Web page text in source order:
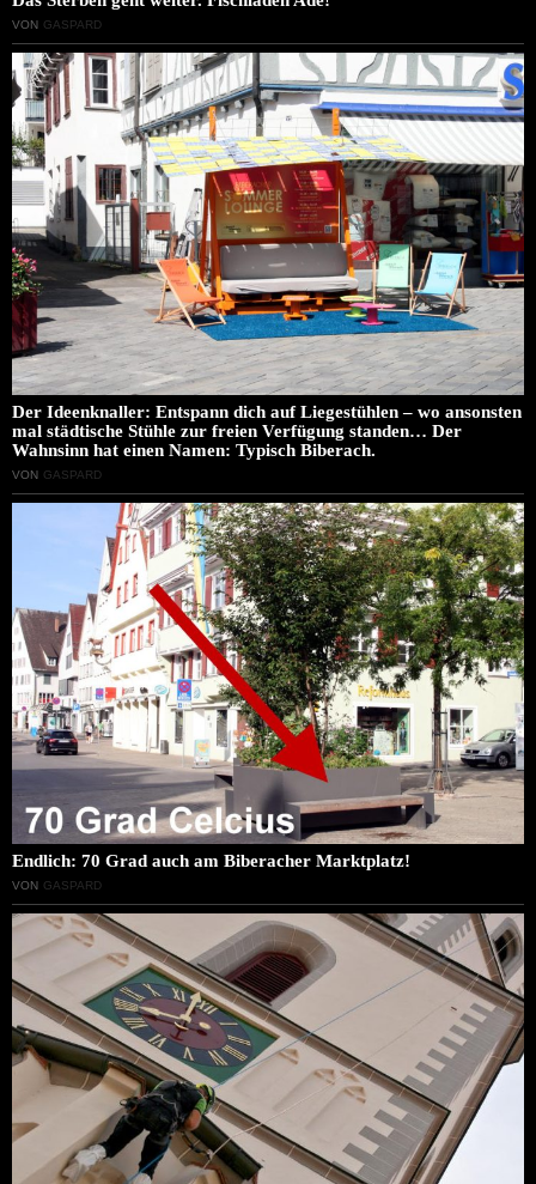
VON GASPARD
Der Ideenknaller: Entspann dich auf Liegestühlen – wo ansonsten
mal städtische Stühle zur freien Verfügung standen… Der
Wahnsinn hat einen Namen: Typisch Biberach.
VON GASPARD
Endlich: 70 Grad auch am Biberacher Marktplatz!
VON GASPARD